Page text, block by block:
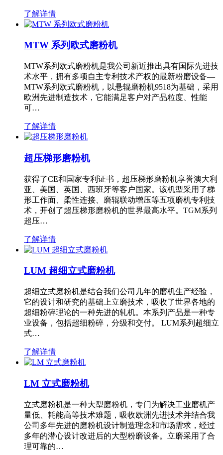
了解详情
MTW 系列欧式磨粉机
MTW系列欧式磨粉机是我公司新近推出具有国际先进技
术水平，拥有多项自主专利技术产权的最新粉磨设备—
MTW系列欧式磨粉机，以悬辊磨粉机9518为基础，采用
欧洲先进制造技术，它能满足客户对产品粒度、性能
可…
了解详情
超压梯形磨粉机
获得了CE和国家专利证书，超压梯形磨粉机享誉澳大利
亚、美国、英国、西班牙等客户国家。该机型采用了梯
形工作面、柔性连接、磨辊联动增压等五项磨机专利技
术，开创了超压梯形磨粉机的世界最高水平。TGM系列
超压…
了解详情
LUM 超细立式磨粉机
超细立式磨粉机是结合我们公司几年的磨机生产经验，
它的设计和研究的基础上立磨技术，吸收了世界各地的
超细粉碎理论的一种先进的轧机。本系列产品是一种专
业设备，包括超细粉碎，分级和交付。 LUM系列超细立
式…
了解详情
LM 立式磨粉机
立式磨粉机是一种大型磨粉机，专门为解决工业磨机产
量低、耗能高等技术难题，吸收欧洲先进技术并结合我
公司多年先进的磨粉机设计制造理念和市场需求，经过
多年的潜心设计改进后的大型粉磨设备。立磨采用了合
理可靠的…